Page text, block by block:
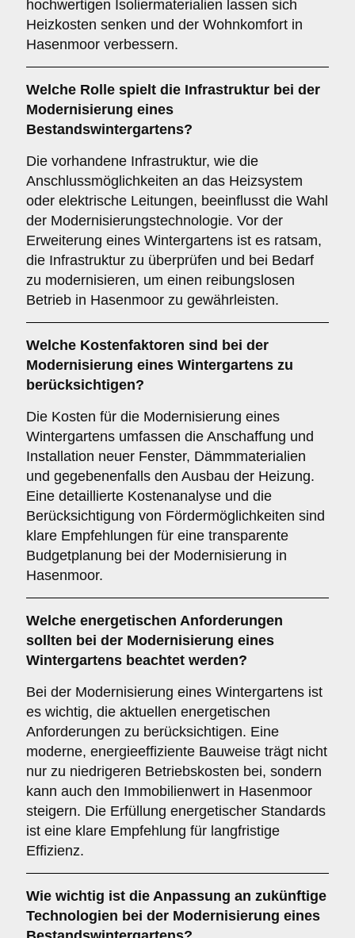
hochwertigen Isoliermaterialien lassen sich
Heizkosten senken und der Wohnkomfort in
Hasenmoor verbessern.
Welche Rolle spielt die Infrastruktur bei der
Modernisierung eines
Bestandswintergartens?
Die vorhandene Infrastruktur, wie die
Anschlussmöglichkeiten an das Heizsystem
oder elektrische Leitungen, beeinflusst die Wahl
der Modernisierungstechnologie. Vor der
Erweiterung eines Wintergartens ist es ratsam,
die Infrastruktur zu überprüfen und bei Bedarf
zu modernisieren, um einen reibungslosen
Betrieb in Hasenmoor zu gewährleisten.
Welche Kostenfaktoren sind bei der
Modernisierung eines Wintergartens zu
berücksichtigen?
Die Kosten für die Modernisierung eines
Wintergartens umfassen die Anschaffung und
Installation neuer Fenster, Dämmmaterialien
und gegebenenfalls den Ausbau der Heizung.
Eine detaillierte Kostenanalyse und die
Berücksichtigung von Fördermöglichkeiten sind
klare Empfehlungen für eine transparente
Budgetplanung bei der Modernisierung in
Hasenmoor.
Welche energetischen Anforderungen
sollten bei der Modernisierung eines
Wintergartens beachtet werden?
Bei der Modernisierung eines Wintergartens ist
es wichtig, die aktuellen energetischen
Anforderungen zu berücksichtigen. Eine
moderne, energieeffiziente Bauweise trägt nicht
nur zu niedrigeren Betriebskosten bei, sondern
kann auch den Immobilienwert in Hasenmoor
steigern. Die Erfüllung energetischer Standards
ist eine klare Empfehlung für langfristige
Effizienz.
Wie wichtig ist die Anpassung an zukünftige
Technologien bei der Modernisierung eines